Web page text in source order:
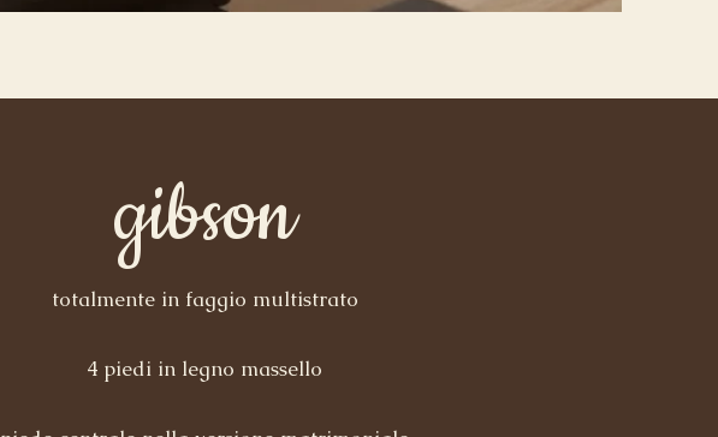
gibson
totalmente in faggio multistrato​
4 piedi in legno massello